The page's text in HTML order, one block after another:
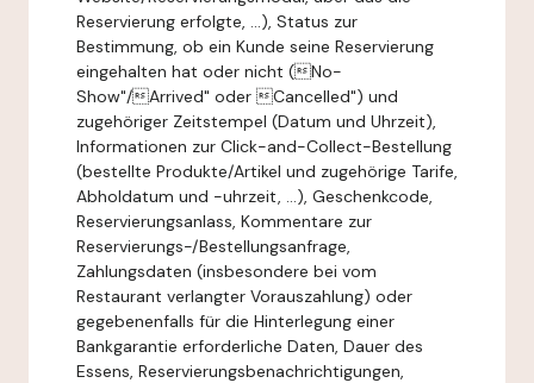
Reservierung erfolgte, ...), Status zur
Bestimmung, ob ein Kunde seine Reservierung
eingehalten hat oder nicht (No-
Show"/Arrived" oder Cancelled") und
zugehöriger Zeitstempel (Datum und Uhrzeit),
Informationen zur Click-and-Collect-Bestellung
(bestellte Produkte/Artikel und zugehörige Tarife,
Abholdatum und -uhrzeit, ...), Geschenkcode,
Reservierungsanlass, Kommentare zur
Reservierungs-/Bestellungsanfrage,
Zahlungsdaten (insbesondere bei vom
Restaurant verlangter Vorauszahlung) oder
gegebenenfalls für die Hinterlegung einer
Bankgarantie erforderliche Daten, Dauer des
Essens, Reservierungsbenachrichtigungen,